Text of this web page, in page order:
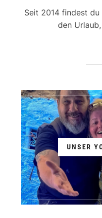
Seit 2014 findest
den
UNSER